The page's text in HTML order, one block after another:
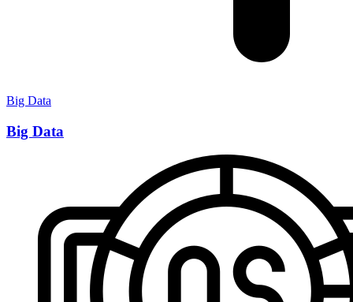
Big Data
Big Data